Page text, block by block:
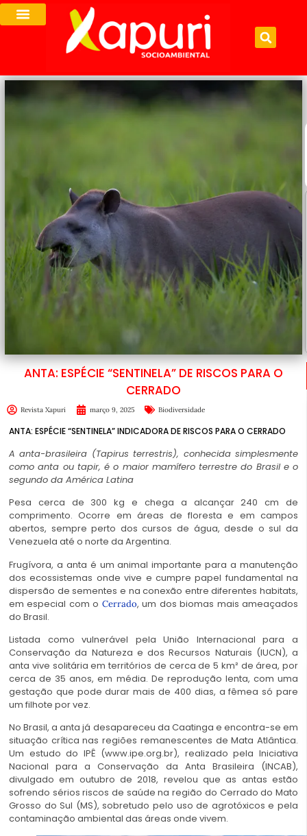
ANTA: ESPÉCIE “SENTINELA” DE RISCOS PARA O
CERRADO
Revista Xapuri março 9, 2025 Biodiversidade
ANTA: ESPÉCIE “SENTINELA” INDICADORA DE RISCOS PARA O CERRADO
A anta-brasileira (Tapirus terrestris), conhecida simplesmente
como anta ou tapir, é o maior mamífero terrestre do Brasil e o
segundo da América Latina
Pesa cerca de 300 kg e chega a alcançar 240 cm de
comprimento. Ocorre em áreas de floresta e em campos
abertos, sempre perto dos cursos de água, desde o sul da
Venezuela até o norte da Argentina.
Frugívora, a anta é um animal importante para a manutenção
dos ecossistemas onde vive e cumpre papel fundamental na
dispersão de sementes e na conexão entre diferentes habitats,
em especial com o Cerrado, um dos biomas mais ameaçados
do Brasil.
Listada como vulnerável pela União Internacional para a
Conservação da Natureza e dos Recursos Naturais (IUCN), a
anta vive solitária em territórios de cerca de 5 km² de área, por
cerca de 35 anos, em média. De reprodução lenta, com uma
gestação que pode durar mais de 400 dias, a fêmea só pare
um filhote por vez.
No Brasil, a anta já desapareceu da Caatinga e encontra-se em
situação crítica nas regiões remanescentes de Mata Atlântica.
Um estudo do IPÊ (www.ipe.org.br), realizado pela Iniciativa
Nacional para a Conservação da Anta Brasileira (INCAB),
divulgado em outubro de 2018, revelou que as antas estão
sofrendo sérios riscos de saúde na região do Cerrado do Mato
Grosso do Sul (MS), sobretudo pelo uso de agrotóxicos e pela
contaminação ambiental das áreas onde vivem.